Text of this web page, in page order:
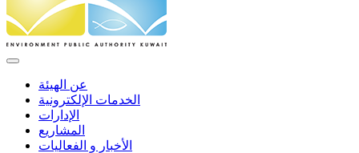
عن الهيئة
الخدمات الإلكترونية
الإدارات
المشاريع
الأخبار و الفعاليات